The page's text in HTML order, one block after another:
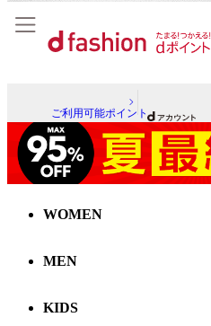
ご利用可能ポイント
WOMEN
MEN
KIDS